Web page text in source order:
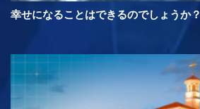
幸せになることはできるのでしょうか？